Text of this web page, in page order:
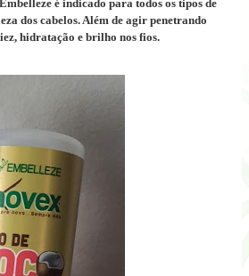
Embelleze é indicado para todos os tipos de
dos cabelos. Além de agir penetrando
hidratação e brilho nos fios.